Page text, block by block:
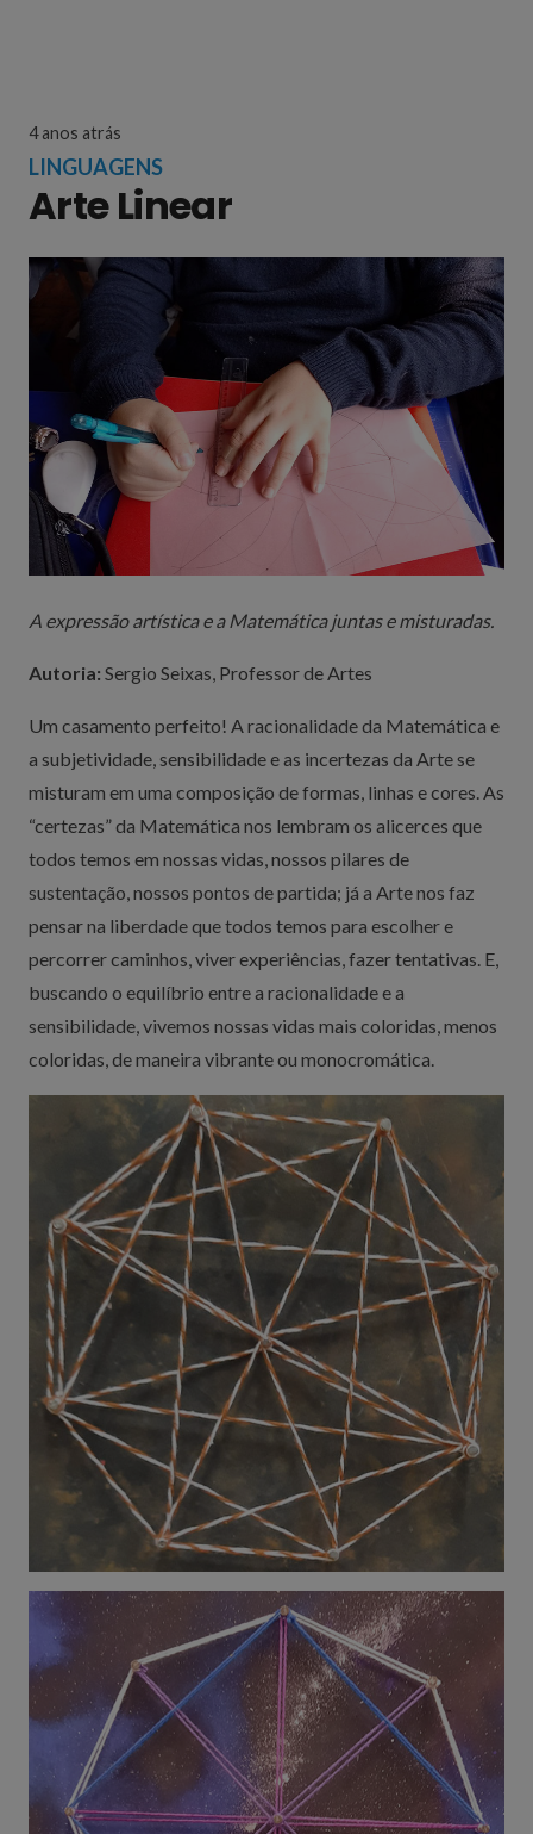
4 anos atrás
LINGUAGENS
Arte Linear
A expressão artística e a Matemática juntas e misturadas.
Autoria: Sergio Seixas, Professor de Artes
Um casamento perfeito! A racionalidade da Matemática e
a subjetividade, sensibilidade e as incertezas da Arte se
misturam em uma composição de formas, linhas e cores. As
“certezas” da Matemática nos lembram os alicerces que
todos temos em nossas vidas, nossos pilares de
sustentação, nossos pontos de partida; já a Arte nos faz
pensar na liberdade que todos temos para escolher e
percorrer caminhos, viver experiências, fazer tentativas. E,
buscando o equilíbrio entre a racionalidade e a
sensibilidade, vivemos nossas vidas mais coloridas, menos
coloridas, de maneira vibrante ou monocromática.